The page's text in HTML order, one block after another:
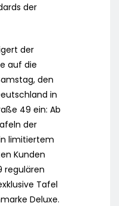
der
der
auf die
den
in
49 ein: Ab
der
limitiertem
Kunden
regulären
Tafel
Deluxe.